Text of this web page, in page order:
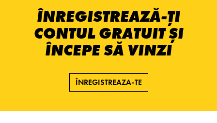
ÎNREGISTREAZĂ-ȚI
CONTUL GRATUIT ȘI
ÎNCEPE SĂ VINZI
ÎNREGISTREAZA-TE